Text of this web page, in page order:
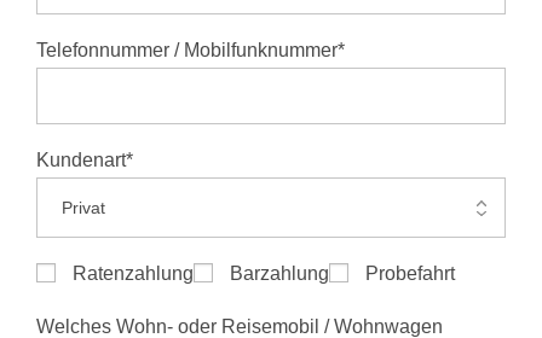
Telefonnummer / Mobilfunknummer*
Kundenart*
Ratenzahlung Barzahlung Probefahrt
Welches Wohn- oder Reisemobil / Wohnwagen